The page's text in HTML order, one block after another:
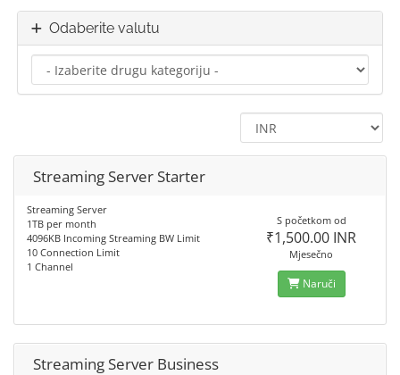
Odaberite valutu
Streaming Server Starter
Streaming Server
1TB per month
4096KB Incoming Streaming BW Limit
10 Connection Limit
1 Channel
S početkom od
₹1,500.00 INR
Mjesečno
Naruči
Streaming Server Business